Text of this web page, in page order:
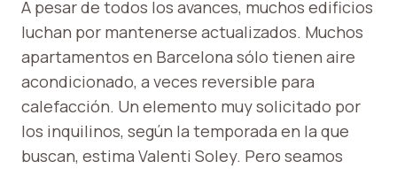
A pesar de todos los avances, muchos edificios
luchan por mantenerse actualizados. Muchos
apartamentos en Barcelona sólo tienen aire
acondicionado, a veces reversible para
calefacción. Un elemento muy solicitado por
los inquilinos, según la temporada en la que
buscan, estima Valenti Soley. Pero seamos